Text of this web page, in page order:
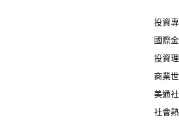
投資
國際
投資
商業
美通社
社會